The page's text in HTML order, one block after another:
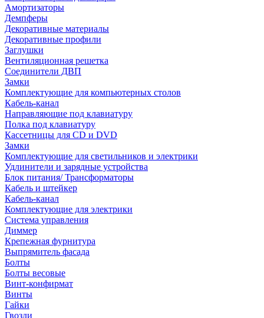
Амортизаторы
Демпферы
Декоративные материалы
Декоративные профили
Заглушки
Вентиляционная решетка
Соединители ДВП
Замки
Комплектующие для компьютерных столов
Кабель-канал
Направляющие под клавиатуру
Полка под клавиатуру
Кассетницы для CD и DVD
Замки
Комплектующие для светильников и электрики
Удлинители и зарядные устройства
Блок питания/ Трансформаторы
Кабель и штейкер
Кабель-канал
Комплектующие для электрики
Система управления
Диммер
Крепежная фурнитура
Выпрямитель фасада
Болты
Болты весовые
Винт-конфирмат
Винты
Гайки
Гвозди